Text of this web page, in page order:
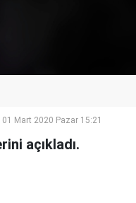
01 Mart 2020 Pazar 15:21
açıkladı.